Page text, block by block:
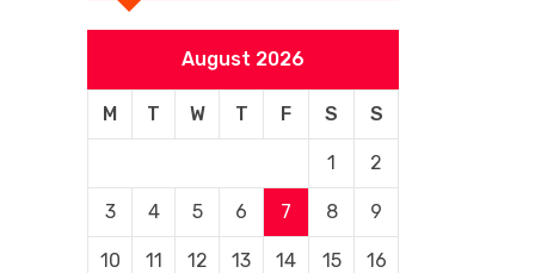
August 2026
M T W T F S S
1 2
3 4 5 6 7 8 9
10 11 12 13 14 15 16